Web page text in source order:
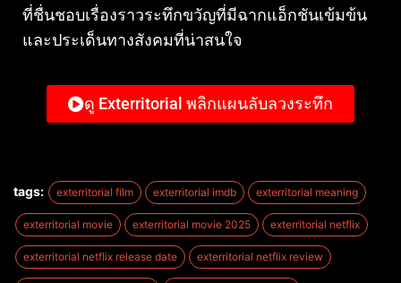
ที่ชื่นชอบเรื่องราวระทึกขวัญที่มีฉากแอ็กชันเข้มข้น
และประเด็นทางสังคมที่น่าสนใจ
ดู Exterritorial พลิกแผนลับลวงระทึก
tags: exterritorial film exterritorial imdb exterritorial meaning
exterritorial movie exterritorial movie 2025 exterritorial netflix
exterritorial netflix release date exterritorial netflix review